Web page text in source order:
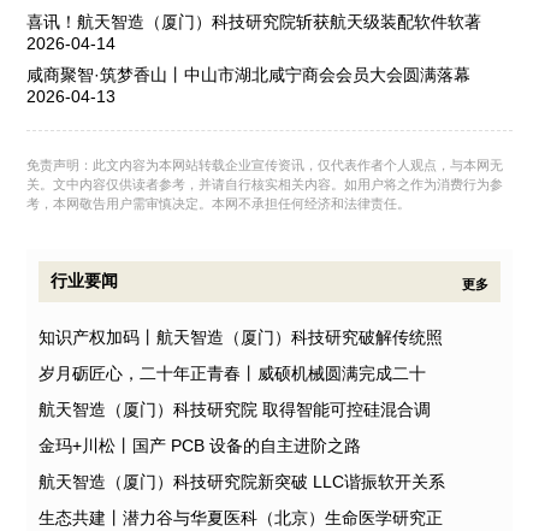
喜讯！航天智造（厦门）科技研究院斩获航天级装配软件软著
2026-04-14
咸商聚智·筑梦香山丨中山市湖北咸宁商会会员大会圆满落幕
2026-04-13
免责声明：此文内容为本网站转载企业宣传资讯，仅代表作者个人观点，与本网无
关。文中内容仅供读者参考，并请自行核实相关内容。如用户将之作为消费行为参
考，本网敬告用户需审慎决定。本网不承担任何经济和法律责任。
行业要闻 更多
知识产权加码丨航天智造（厦门）科技研究破解传统照
岁月砺匠心，二十年正青春丨威硕机械圆满完成二十
航天智造（厦门）科技研究院 取得智能可控硅混合调
金玛+川松丨国产 PCB 设备的自主进阶之路
航天智造（厦门）科技研究院新突破 LLC谐振软开关系
生态共建丨潜力谷与华夏医科（北京）生命医学研究正